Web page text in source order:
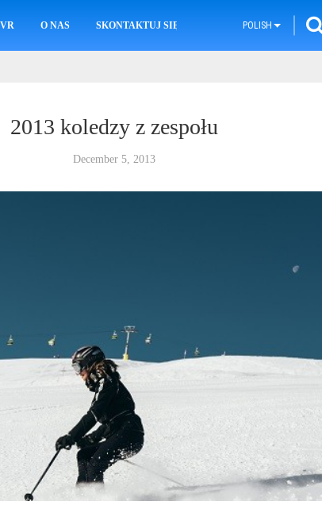
O NAS SKONTAKTUJ SIĘ Z NAMI POLISH
2013 koledzy z zespołu
December 5, 2013